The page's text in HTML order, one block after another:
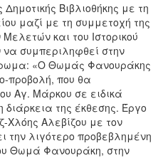
Βιβλιοθήκης με τη
μαζί με τη συμμετοχή της
και του Ιστορικού
συμπεριληφθεί στην
«Ο Θωμάς Φανουράκης
προβολή, που θα
Αγ. Μάρκου σε ειδικά
της έκθεσης. Έργο
Χλόης Αλεβίζου με τον
την λιγότερο προβεβλημένη
Θωμά Φανουράκη, στην